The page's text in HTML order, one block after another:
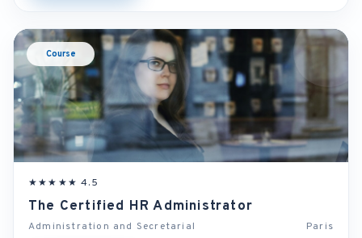
Course
★★★★★ 4.5
The Certified HR Administrator
Administration and Secretarial Paris